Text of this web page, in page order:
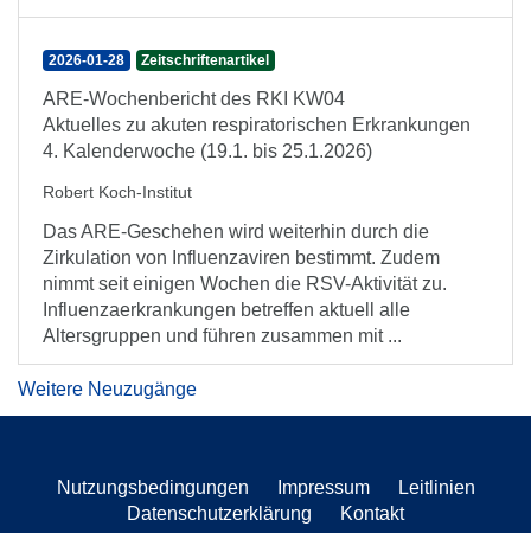
2026-01-28 Zeitschriftenartikel
ARE-Wochenbericht des RKI KW04
Aktuelles zu akuten respiratorischen Erkrankungen
4. Kalenderwoche (19.1. bis 25.1.2026)
Robert Koch-Institut
Das ARE-Geschehen wird weiterhin durch die
Zirkulation von Influenzaviren bestimmt. Zudem
nimmt seit einigen Wochen die RSV-Aktivität zu.
Influenzaerkrankungen betreffen aktuell alle
Altersgruppen und führen zusammen mit ...
Weitere Neuzugänge
Nutzungsbedingungen Impressum
Leitlinien
Datenschutzerklärung
Kontakt